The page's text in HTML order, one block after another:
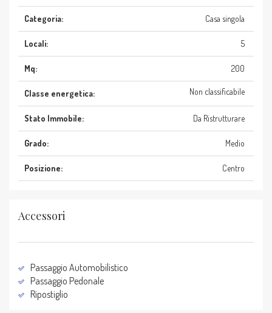
Categoria: Casa singola
Locali: 5
Mq: 200
Classe energetica: Non classificabile
Stato Immobile: Da Ristrutturare
Grado: Medio
Posizione: Centro
Accessori
Passaggio Automobilistico
Passaggio Pedonale
Ripostiglio